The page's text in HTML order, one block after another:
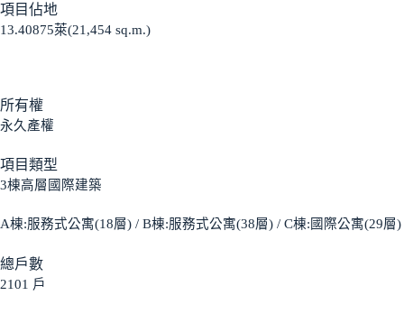
項目佔地
13.40875萊(21,454 sq.m.)
所有權
永久產權
項目類型
3棟高層國際建築
A棟:服務式公寓(18層) / B棟:服務式公寓(38層) / C棟:國際公寓(29層)
總戶數
2101 戶